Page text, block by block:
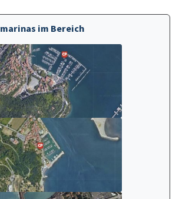
im Bereich